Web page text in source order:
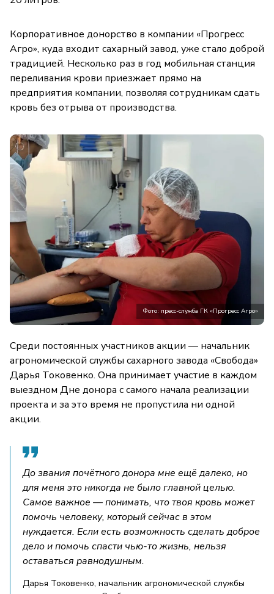
Корпоративное донорство в компании «Прогресс
Агро», куда входит сахарный завод, уже стало доброй
традицией. Несколько раз в год мобильная станция
переливания крови приезжает прямо на
предприятия компании, позволяя сотрудникам сдать
кровь без отрыва от производства.
Фото: пресс-служба ГК «Прогресс Агро»
Среди постоянных участников акции — начальник
агрономической службы сахарного завода «Свобода»
Дарья Токовенко. Она принимает участие в каждом
выездном Дне донора с самого начала реализации
проекта и за это время не пропустила ни одной
акции.
До звания почётного донора мне ещё далеко, но
для меня это никогда не было главной целью.
Самое важное — понимать, что твоя кровь может
помочь человеку, который сейчас в этом
нуждается. Если есть возможность сделать доброе
дело и помочь спасти чью-то жизнь, нельзя
оставаться равнодушным.
Дарья Токовенко, начальник агрономической службы